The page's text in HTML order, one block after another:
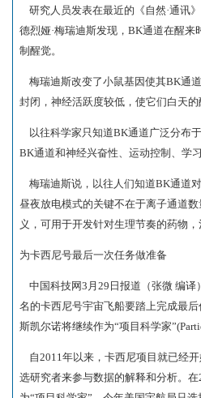
研究人员发表在最近的《自然·通讯
德烈娅·梅瑞迪斯发现，BK通道在醒
制醒觉。
梅瑞迪斯改变了小鼠基因使其BK通
封闭，神经活跃度较低，使它们白天
以往科学家只知道BK通道广泛分布
BK通道和神经兴奋性、运动控制、学
梅瑞迪斯说，以往人们知道BK通道
昼夜放电模式的关键不在于离子通道
义，可用于开发针对生理节奏的药物
为卡西尼号最后一次任务做准备
中国科技网3月29日报道（张微 编译
名的卡西尼号宇宙飞船要踏上完成最
斯凯尔诺将继续作为“项目科学家
自2011年以来，卡西尼项目就已经
选研究者来参与数据的解释和分析。